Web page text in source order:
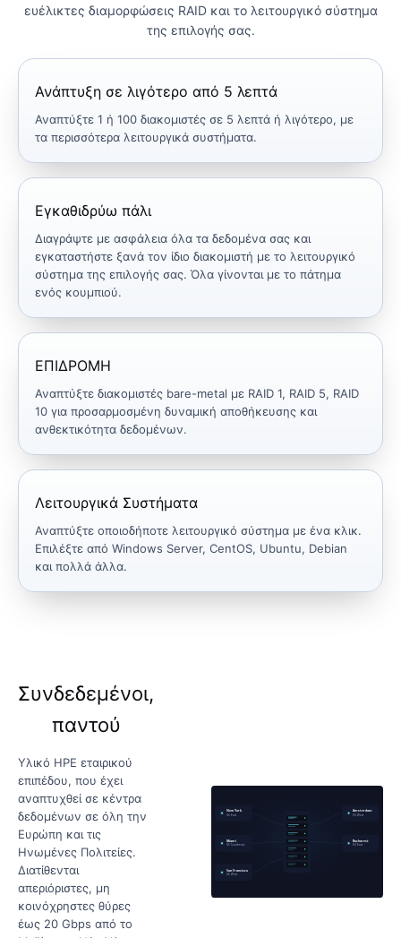
ευέλικτες διαμορφώσεις RAID και το λειτουργικό σύστημα
της επιλογής σας.
Ανάπτυξη σε λιγότερο από 5 λεπτά
Αναπτύξτε 1 ή 100 διακομιστές σε 5 λεπτά ή λιγότερο, με
τα περισσότερα λειτουργικά συστήματα.
Εγκαθιδρύω πάλι
Διαγράψτε με ασφάλεια όλα τα δεδομένα σας και
εγκαταστήστε ξανά τον ίδιο διακομιστή με το λειτουργικό
σύστημα της επιλογής σας. Όλα γίνονται με το πάτημα
ενός κουμπιού.
ΕΠΙΔΡΟΜΗ
Αναπτύξτε διακομιστές bare-metal με RAID 1, RAID 5, RAID
10 για προσαρμοσμένη δυναμική αποθήκευσης και
ανθεκτικότητα δεδομένων.
Λειτουργικά Συστήματα
Αναπτύξτε οποιοδήποτε λειτουργικό σύστημα με ένα κλικ.
Επιλέξτε από Windows Server, CentOS, Ubuntu, Debian
και πολλά άλλα.
Συνδεδεμένοι,
παντού
Υλικό HPE εταιρικού
επιπέδου, που έχει
αναπτυχθεί σε κέντρα
δεδομένων σε όλη την
Ευρώπη και τις
Ηνωμένες Πολιτείες.
Διατίθενται
απεριόριστες, μη
κοινόχρηστες θύρες
έως 20 Gbps από το